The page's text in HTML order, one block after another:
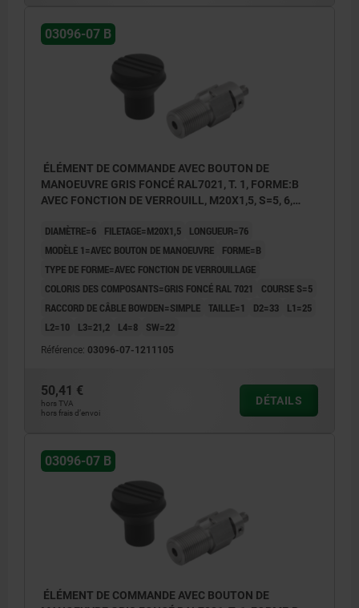
03096-07 B
ÉLÉMENT DE COMMANDE AVEC BOUTON DE
MANOEUVRE GRIS FONCÉ RAL7021, T. 1, FORME:B
AVEC FONCTION DE VERROUILL, M20X1,5, S=5, 6,
COMP:THERMOPLASTIQUE
DIAMÈTRE=6 FILETAGE=M20X1,5
LONGUEUR=76
MODÈLE 1=AVEC BOUTON DE MANOEUVRE
FORME=B
TYPE DE FORME=AVEC FONCTION DE VERROUILLAGE
COLORIS DES COMPOSANTS=GRIS FONCÉ RAL 7021
COURSE S=5
RACCORD DE CÂBLE BOWDEN=SIMPLE TAILLE=1 D2=33
L1=25
L2=10
L3=21,2 L4=8 SW=22
Référence: 03096-07-1211105
50,41 €
hors TVA
hors frais d’envoi
DÉTAILS
03096-07 B
ÉLÉMENT DE COMMANDE AVEC BOUTON DE